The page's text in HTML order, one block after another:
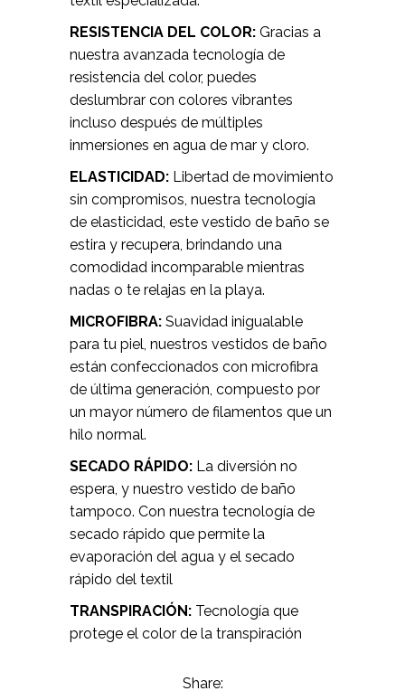
RESISTENCIA DEL COLOR: Gracias a
nuestra avanzada tecnología de
resistencia del color, puedes
deslumbrar con colores vibrantes
incluso después de múltiples
inmersiones en agua de mar y cloro.
ELASTICIDAD: Libertad de movimiento
sin compromisos, nuestra tecnología
de elasticidad, este vestido de baño se
estira y recupera, brindando una
comodidad incomparable mientras
nadas o te relajas en la playa.
MICROFIBRA: Suavidad inigualable
para tu piel, nuestros vestidos de baño
están confeccionados con microfibra
de última generación, compuesto por
un mayor número de filamentos que un
hilo normal.
SECADO RÁPIDO: La diversión no
espera, y nuestro vestido de baño
tampoco. Con nuestra tecnología de
secado rápido que permite la
evaporación del agua y el secado
rápido del textil
TRANSPIRACIÓN: Tecnología que
protege el color de la transpiración
Share: